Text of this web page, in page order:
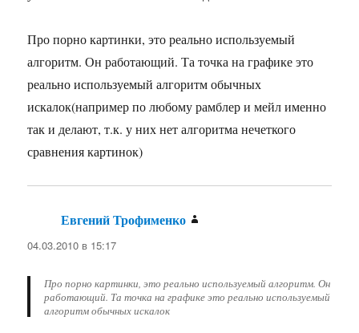
Про порно картинки, это реально используемый
алгоритм. Он работающий. Та точка на графике это
реально используемый алгоритм обычных
искалок(например по любому рамблер и мейл именно
так и делают, т.к. у них нет алгоритма нечеткого
сравнения картинок)
Евгений Трофименко
04.03.2010 в 15:17
Про порно картинки, это реально используемый алгоритм. Он
работающий. Та точка на графике это реально используемый
алгоритм обычных искалок